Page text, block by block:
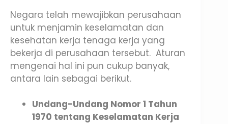
Negara telah mewajibkan perusahaan
untuk menjamin keselamatan dan
kesehatan kerja tenaga kerja yang
bekerja di perusahaan tersebut. Aturan
mengenai hal ini pun cukup banyak,
antara lain sebagai berikut.
Undang-Undang Nomor 1 Tahun
1970 tentang Keselamatan Kerja